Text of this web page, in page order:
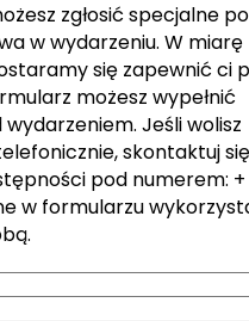
zgłosić specjalne
w wydarzeniu. W miarę
się zapewnić ci
możesz wypełnić
Jeśli wolisz
skontaktuj
pod numerem:
w formularzu